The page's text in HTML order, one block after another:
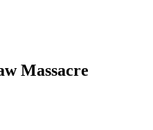
Massacre